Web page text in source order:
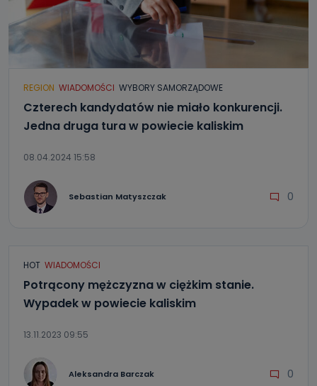
REGION WIADOMOŚCI WYBORY SAMORZĄDOWE
Czterech kandydatów nie miało konkurencji.
Jedna druga tura w powiecie kaliskim
08.04.2024 15:58
Sebastian Matyszczak 0
HOT WIADOMOŚCI
Potrącony mężczyzna w ciężkim stanie.
Wypadek w powiecie kaliskim
13.11.2023 09:55
Aleksandra Barczak 0